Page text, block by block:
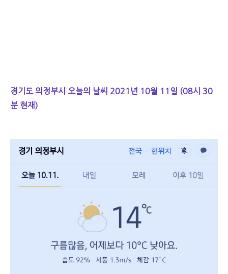
경기도 의정부시 오늘의 날씨 2021년 10월 11일 (08시 30
분 현재)